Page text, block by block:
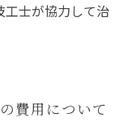
工士が協力して治
費用について